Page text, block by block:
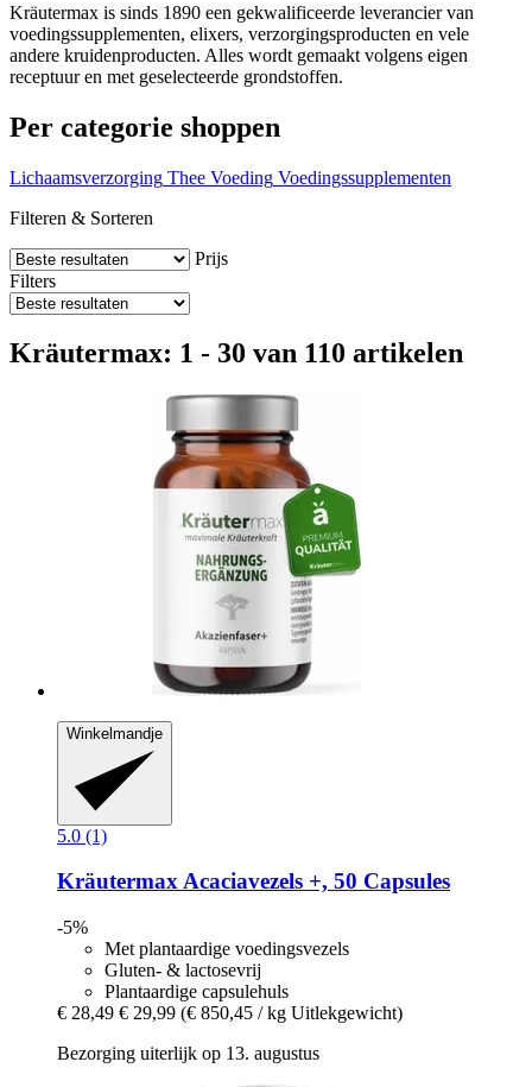
Kräutermax is sinds 1890 een gekwalificeerde leverancier van
voedingssupplementen, elixers, verzorgingsproducten en vele
andere kruidenproducten. Alles wordt gemaakt volgens eigen
receptuur en met geselecteerde grondstoffen.
Per categorie shoppen
Lichaamsverzorging Thee Voeding Voedingssupplementen
Filteren & Sorteren
Prijs
Filters
Kräutermax: 1 - 30 van 110 artikelen
Winkelmandje
5.0 (1)
KräutermaxAcaciavezels +, 50 Capsules
-5%
Met plantaardige voedingsvezels
Gluten- & lactosevrij
Plantaardige capsulehuls
€ 28,49 € 29,99 (€ 850,45 / kg Uitlekgewicht)
Bezorging uiterlijk op 13. augustus